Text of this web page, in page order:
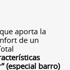
aporta la
de un
(especial barro)